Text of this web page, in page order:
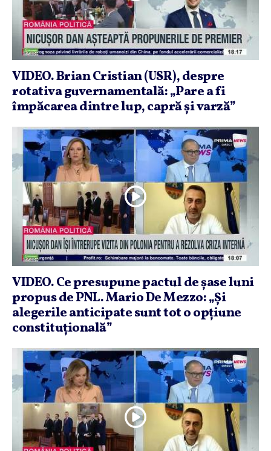
VIDEO. Brian Cristian (USR), despre
rotativa guvernamentală: „Pare a fi
împăcarea dintre lup, capră şi varză”
VIDEO. Ce presupune pactul de şase luni
propus de PNL. Mario De Mezzo: „Şi
alegerile anticipate sunt tot o opţiune
constituţională”